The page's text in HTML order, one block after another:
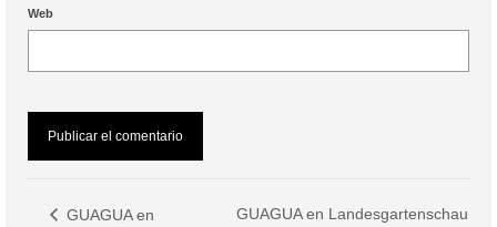
Web
GUAGUA en
GUAGUA en Landesgartenschau